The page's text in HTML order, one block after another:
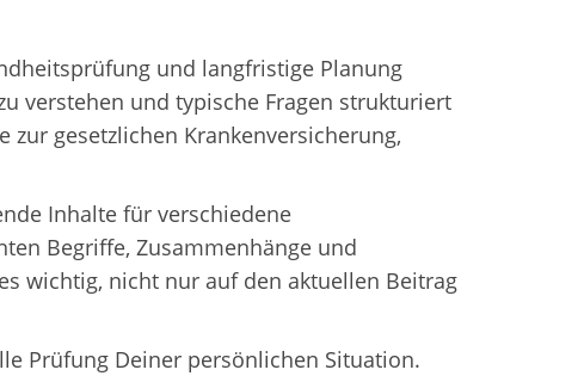
und langfristige Planung
verstehen und typische Fragen strukturiert
gesetzlichen Krankenversicherung,
Inhalte für verschiedene
Begriffe, Zusammenhänge und
wichtig, nicht nur auf den aktuellen Beitrag
Prüfung Deiner persönlichen Situation.